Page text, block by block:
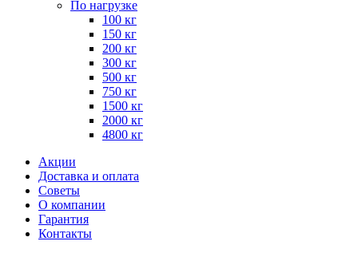
По нагрузке
100 кг
150 кг
200 кг
300 кг
500 кг
750 кг
1500 кг
2000 кг
4800 кг
Акции
Доставка и оплата
Советы
О компании
Гарантия
Контакты